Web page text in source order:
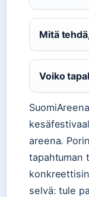
Mitä
Voiko
areena.
tapahtuman
selvä: tule